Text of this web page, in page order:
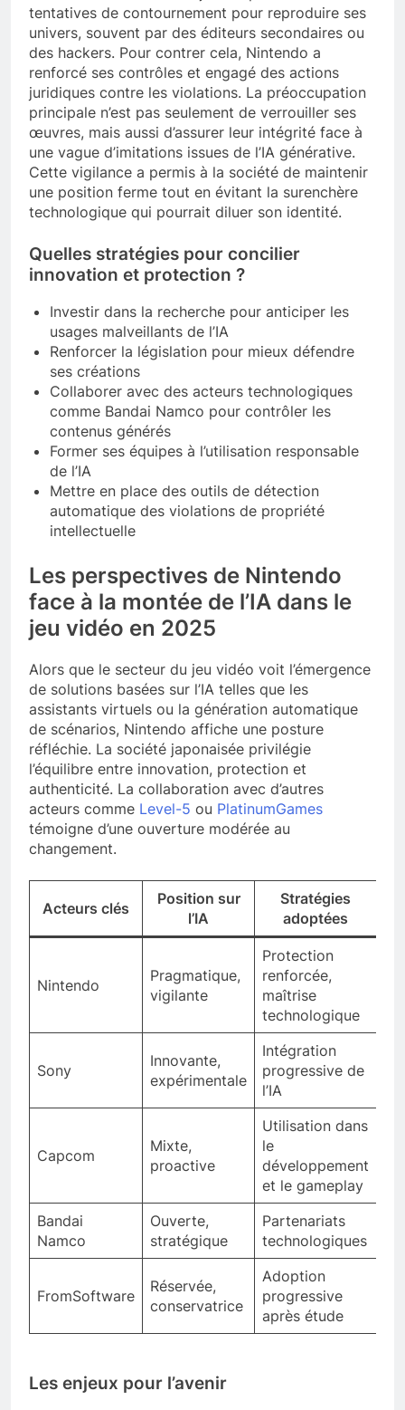
tentatives de contournement pour reproduire ses
univers, souvent par des éditeurs secondaires ou
des hackers. Pour contrer cela, Nintendo a
renforcé ses contrôles et engagé des actions
juridiques contre les violations. La préoccupation
principale n’est pas seulement de verrouiller ses
œuvres, mais aussi d’assurer leur intégrité face à
une vague d’imitations issues de l’IA générative.
Cette vigilance a permis à la société de maintenir
une position ferme tout en évitant la surenchère
technologique qui pourrait diluer son identité.
Quelles stratégies pour concilier
innovation et protection ?
Investir dans la recherche pour anticiper les
usages malveillants de l’IA
Renforcer la législation pour mieux défendre
ses créations
Collaborer avec des acteurs technologiques
comme Bandai Namco pour contrôler les
contenus générés
Former ses équipes à l’utilisation responsable
de l’IA
Mettre en place des outils de détection
automatique des violations de propriété
intellectuelle
Les perspectives de Nintendo
face à la montée de l’IA dans le
jeu vidéo en 2025
Alors que le secteur du jeu vidéo voit l’émergence
de solutions basées sur l’IA telles que les
assistants virtuels ou la génération automatique
de scénarios, Nintendo affiche une posture
réfléchie. La société japonaisée privilégie
l’équilibre entre innovation, protection et
authenticité. La collaboration avec d’autres
acteurs comme Level-5 ou PlatinumGames
témoigne d’une ouverture modérée au
changement.
Acteurs clés
Position sur
l’IA
Stratégies
adoptées
Nintendo
Pragmatique,
vigilante
Protection
renforcée,
maîtrise
technologique
Sony
Innovante,
expérimentale
Intégration
progressive de
l’IA
Capcom
Mixte,
proactive
Utilisation dans
le
développement
et le gameplay
Bandai
Namco
Ouverte,
stratégique
Partenariats
technologiques
FromSoftware
Réservée,
conservatrice
Adoption
progressive
après étude
Les enjeux pour l’avenir